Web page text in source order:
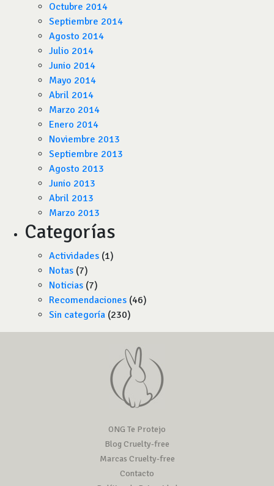
Octubre 2014
Septiembre 2014
Agosto 2014
Julio 2014
Junio 2014
Mayo 2014
Abril 2014
Marzo 2014
Enero 2014
Noviembre 2013
Septiembre 2013
Agosto 2013
Junio 2013
Abril 2013
Marzo 2013
Categorías
Actividades (1)
Notas (7)
Noticias (7)
Recomendaciones (46)
Sin categoría (230)
ONG Te Protejo
Blog Cruelty-free
Marcas Cruelty-free
Contacto